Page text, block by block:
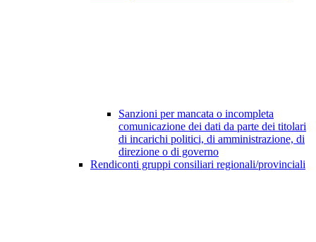
Sanzioni per mancata o incompleta
comunicazione dei dati da parte dei titolari
di incarichi politici, di amministrazione, di
direzione o di governo
Rendiconti gruppi consiliari regionali/provinciali